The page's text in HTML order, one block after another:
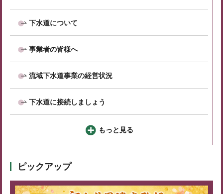
下水道について
事業者の皆様へ
流域下水道事業の経営状況
下水道に接続しましょう
もっと見る
ピックアップ